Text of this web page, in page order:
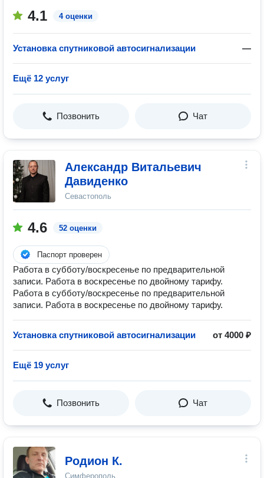
4.1 4 оценки
Установка спутниковой автосигнализации —
Ещё 12 услуг
Позвонить Чат
Александр Витальевич
Давиденко
Севастополь
4.6 52 оценки
Паспорт проверен
Работа в субботу/воскресенье по предварительной
записи. Работа в воскресенье по двойному тарифу.
Работа в субботу/воскресенье по предварительной
записи. Работа в воскресенье по двойному тарифу.
Установка спутниковой автосигнализации от 4000 ₽
Ещё 19 услуг
Позвонить Чат
Родион К.
Симферополь